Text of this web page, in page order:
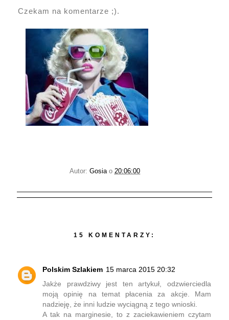
Czekam na komentarze ;).
Autor:Gosia o20:06:00
15 KOMENTARZY:
Polskim Szlakiem 15 marca 2015 20:32
Jakże prawdziwy jest ten artykuł, odzwierciedla
moją opinię na temat płacenia za akcje. Mam
nadzieję, że inni ludzie wyciągną z tego wnioski.
A tak na marginesie, to z zaciekawieniem czytam